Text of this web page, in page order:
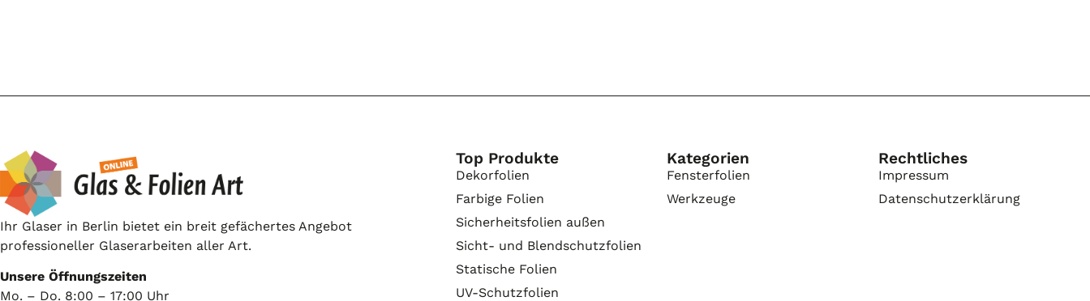
Ihr Glaser in Berlin bietet ein breit gefächertes Angebot
professioneller Glaserarbeiten aller Art.
Unsere Öffnungszeiten
Mo. – Do. 8:00 – 17:00 Uhr
Top Produkte
Dekorfolien
Farbige Folien
Sicherheitsfolien außen
Sicht- und Blendschutzfolien
Statische Folien
UV-Schutzfolien
Kategorien
Fensterfolien
Werkzeuge
Rechtliches
Impressum
Datenschutzerklärung